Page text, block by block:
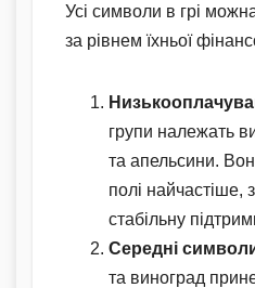
Усі символи в грі
за рівнем їхньої
групи належать
та апельсини.
полі найчастіше,
стабільну
Середні
та виноград